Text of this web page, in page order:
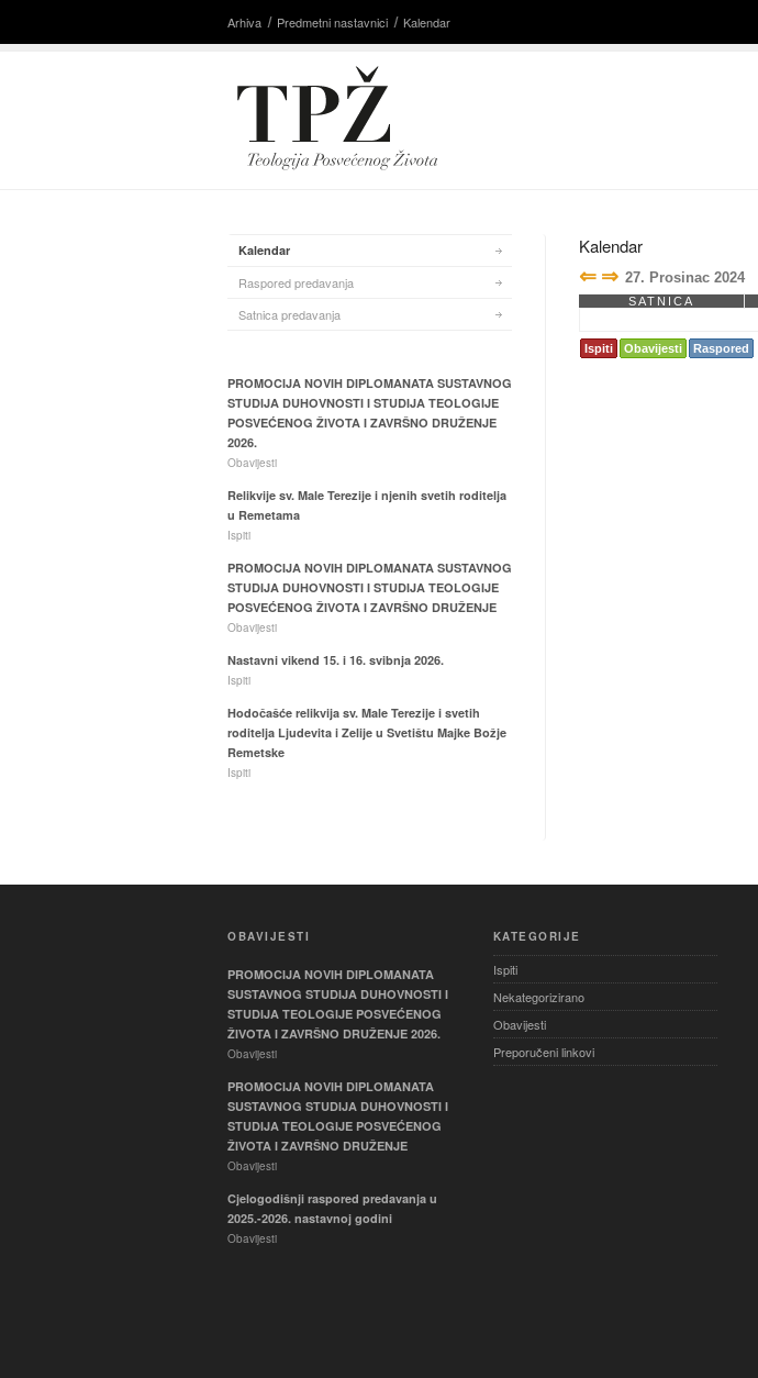
Arhiva Predmetni nastavnici Kalendar
Kalendar
⇐ ⇒ 27. Prosinac 2024
SATNICA
Ispiti Obavijesti Raspored
Kalendar
Raspored predavanja
Satnica predavanja
PROMOCIJA NOVIH DIPLOMANATA SUSTAVNOG
STUDIJA DUHOVNOSTI I STUDIJA TEOLOGIJE
POSVEĆENOG ŽIVOTA I ZAVRŠNO DRUŽENJE
2026.
Obavijesti
Relikvije sv. Male Terezije i njenih svetih roditelja
u Remetama
Ispiti
PROMOCIJA NOVIH DIPLOMANATA SUSTAVNOG
STUDIJA DUHOVNOSTI I STUDIJA TEOLOGIJE
POSVEĆENOG ŽIVOTA I ZAVRŠNO DRUŽENJE
Obavijesti
Nastavni vikend 15. i 16. svibnja 2026.
Ispiti
Hodočašće relikvija sv. Male Terezije i svetih
roditelja Ljudevita i Zelije u Svetištu Majke Božje
Remetske
Ispiti
OBAVIJESTI
PROMOCIJA NOVIH DIPLOMANATA
SUSTAVNOG STUDIJA DUHOVNOSTI I
STUDIJA TEOLOGIJE POSVEĆENOG
ŽIVOTA I ZAVRŠNO DRUŽENJE 2026.
Obavijesti
PROMOCIJA NOVIH DIPLOMANATA
SUSTAVNOG STUDIJA DUHOVNOSTI I
STUDIJA TEOLOGIJE POSVEĆENOG
ŽIVOTA I ZAVRŠNO DRUŽENJE
Obavijesti
Cjelogodišnji raspored predavanja u
2025.-2026. nastavnoj godini
Obavijesti
KATEGORIJE
Ispiti
Nekategorizirano
Obavijesti
Preporučeni linkovi